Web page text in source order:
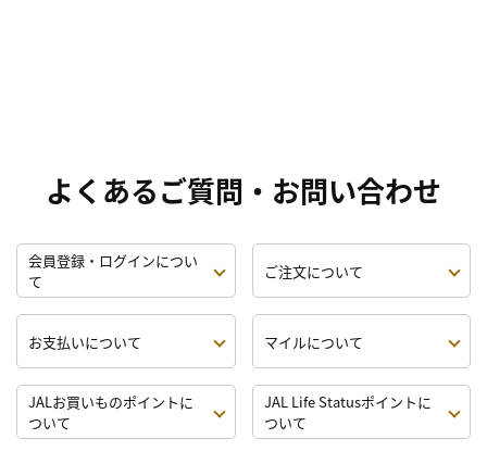
よくあるご質問・お問い合わせ
会員登録・ログインについ
て
ご注文について
お支払いについて マイルについて
JALお買いものポイントに
ついて
JAL Life Statusポイントに
ついて